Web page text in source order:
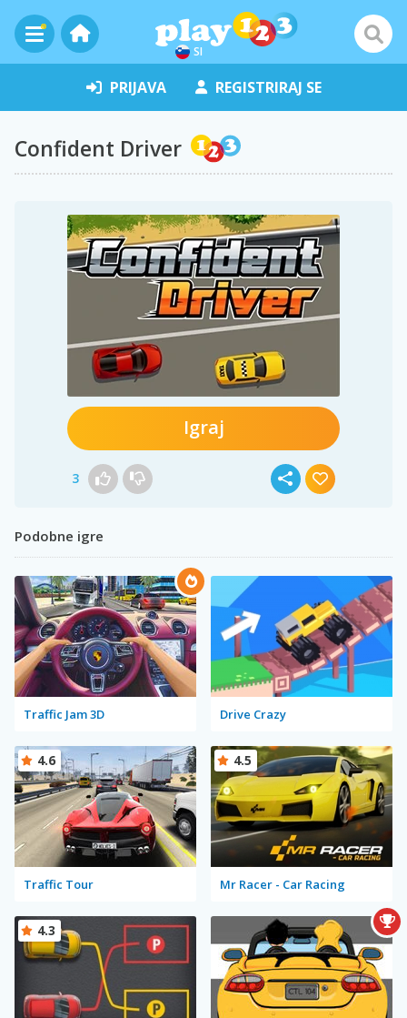
SI
PRIJAVA REGISTRIRAJ SE
Confident Driver
Igraj
3
Podobne igre
Traffic Jam 3D Drive Crazy
Traffic Tour
4.6
Mr Racer - Car Racing
4.5
4.3